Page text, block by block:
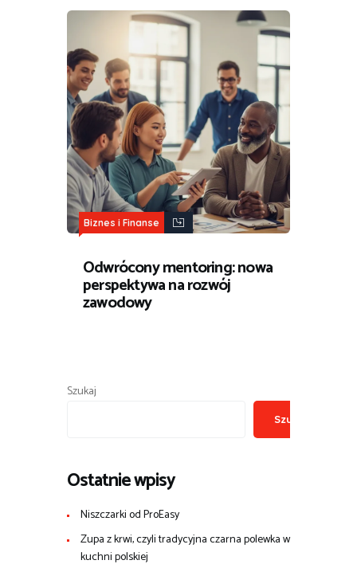
Biznes i Finanse
Odwrócony mentoring: nowa
perspektywa na rozwój
zawodowy
Szukaj
Szukaj
Ostatnie wpisy
Niszczarki od ProEasy
Zupa z krwi, czyli tradycyjna czarna polewka w
kuchni polskiej